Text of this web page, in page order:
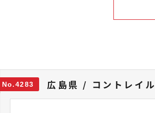
4283 広島県 / コントレイ